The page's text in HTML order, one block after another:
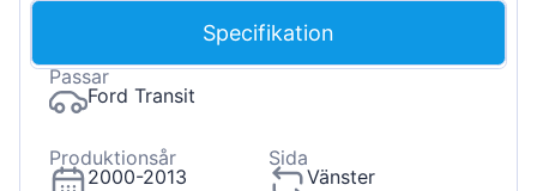
Specifikation
Passar
Ford Transit
Produktionsår
2000-2013
Sida
Vänster